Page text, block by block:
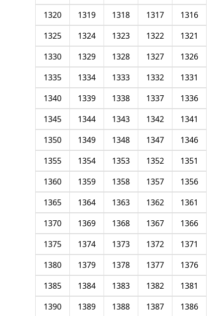
1316
1317
1318
1319
1320
1321
1322
1323
1324
1325
1326
1327
1328
1329
1330
1331
1332
1333
1334
1335
1336
1337
1338
1339
1340
1341
1342
1343
1344
1345
1346
1347
1348
1349
1350
1351
1352
1353
1354
1355
1356
1357
1358
1359
1360
1361
1362
1363
1364
1365
1366
1367
1368
1369
1370
1371
1372
1373
1374
1375
1376
1377
1378
1379
1380
1381
1382
1383
1384
1385
1386
1387
1388
1389
1390